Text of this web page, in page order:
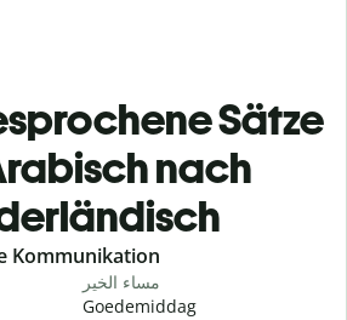
Sätze
nach
Kommunikation
مساء الخير
Goedemiddag